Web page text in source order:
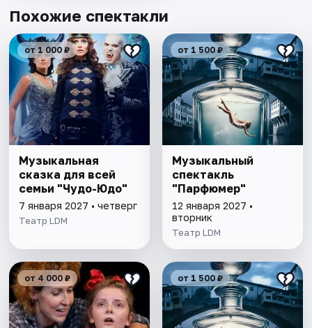
Похожие спектакли
от 1 000 ₽
Музыкальная
сказка для всей
семьи "Чудо-Юдо"
7 января 2027 • четверг
Театр LDM
от 1 500 ₽
Музыкальный
спектакль
"Парфюмер"
12 января 2027 •
вторник
Театр LDM
от 4 000 ₽ от 1 500 ₽